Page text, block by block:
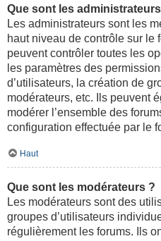
Que sont les
Les administrateurs sont les
haut niveau de contrôle sur le
peuvent contrôler toutes les
les paramètres des
d’utilisateurs, la création de
modérateurs, etc. Ils peuvent
modérer l’ensemble des
configuration effectuée par le
Haut
Que sont les modérateurs ?
Les modérateurs sont des
groupes d’utilisateurs
régulièrement les forums. Ils